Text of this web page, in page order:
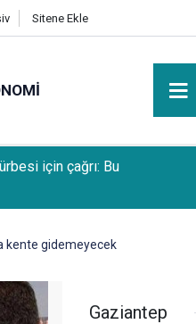
Sitene Ekle
için çağrı: Bu
kente gidemeyecek
Gaziantep